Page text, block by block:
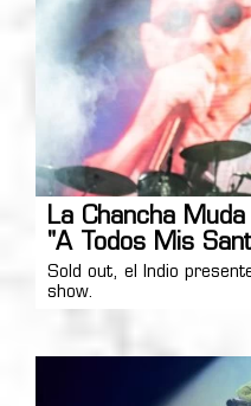
La Chancha
"A Todos Mis
Sold out, el Indio
show.